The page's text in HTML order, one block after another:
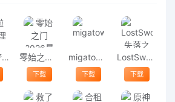
哆啦A梦修理工场 零始之门2026最新版
下载
migatowemyworld1.68
下载
LostSword失落之剑
下载